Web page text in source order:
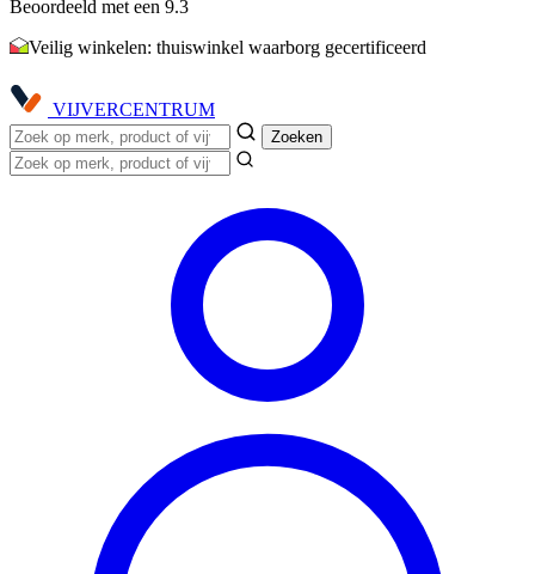
Beoordeeld met een 9.3
Veilig winkelen: thuiswinkel waarborg gecertificeerd
VIJVERCENTRUM
Zoeken